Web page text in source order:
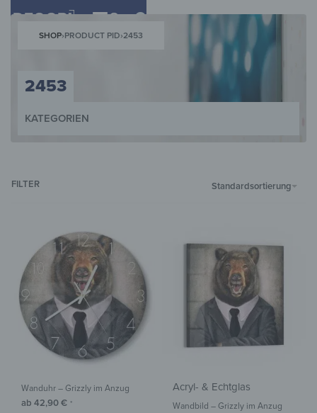
SHOP›PRODUCT PID›2453
2453
KATEGORIEN
Standardsortierung
FILTER
Wanduhr – Grizzly im Anzug
ab 42,90€ *
Acryl- & Echtglas
Wandbild – Grizzly im Anzug